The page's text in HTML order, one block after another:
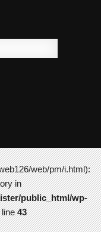
web/pm/i.html):
in
public_html/wp-
43